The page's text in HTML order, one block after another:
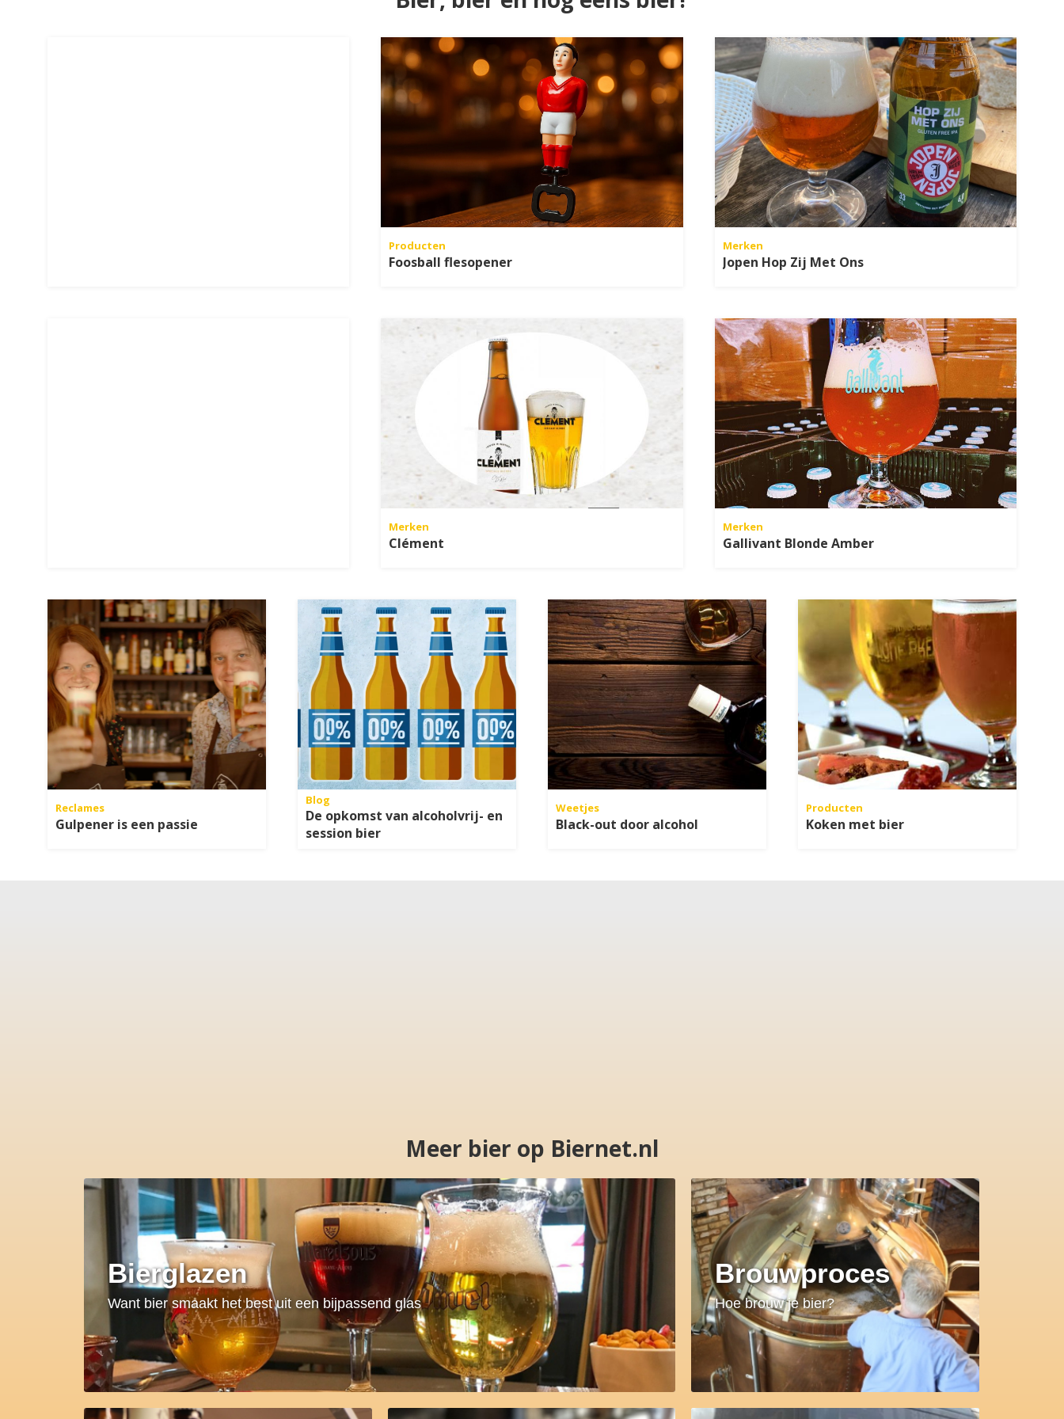
Producten
Foosball flesopener
Merken
Jopen Hop Zij Met Ons
Merken
Clément
Merken
Gallivant Blonde Amber
Reclames
Gulpener is een passie
Blog
De opkomst van alcoholvrij- en
session bier
Weetjes
Black-out door alcohol
Producten
Koken met bier
Meer bier op Biernet.nl
Bierglazen
Want bier smaakt het best uit een bijpassend glas
Brouwproces
Hoe brouw je bier?